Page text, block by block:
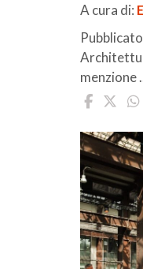
A cura di:
menzione